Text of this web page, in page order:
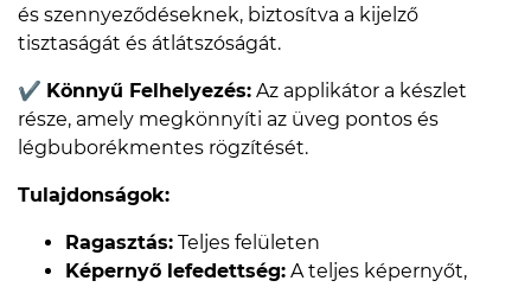
és szennyeződéseknek, biztosítva a kijelző
tisztaságát és átlátszóságát.
✔ Könnyű Felhelyezés: Az applikátor a készlet
része, amely megkönnyíti az üveg pontos és
légbuborékmentes rögzítését.
Tulajdonságok:
Ragasztás: Teljes felületen
Képernyő lefedettség: A teljes képernyőt,